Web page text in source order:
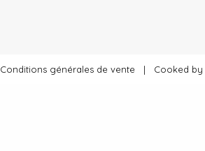
Conditions générales de vente | Cooked by